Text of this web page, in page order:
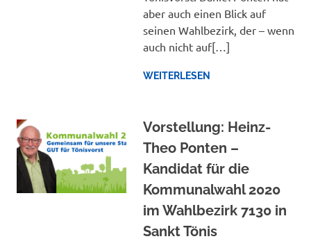
aber auch einen Blick auf
seinen Wahlbezirk, der – wenn
auch nicht auf[…]
WEITERLESEN
Vorstellung: Heinz-
Theo Ponten –
Kandidat für die
Kommunalwahl 2020
im Wahlbezirk 7130 in
Sankt Tönis